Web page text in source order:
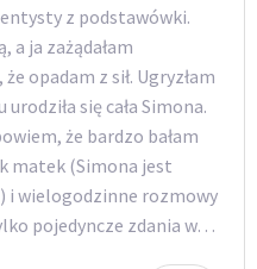
z podstawówki.
a ja zażądałam
opadam z sił. Ugryzłam
się cała Simona.
że bardzo bałam
matek (Simona jest
i wielogodzinne rozmowy
pojedyncze zdania w…